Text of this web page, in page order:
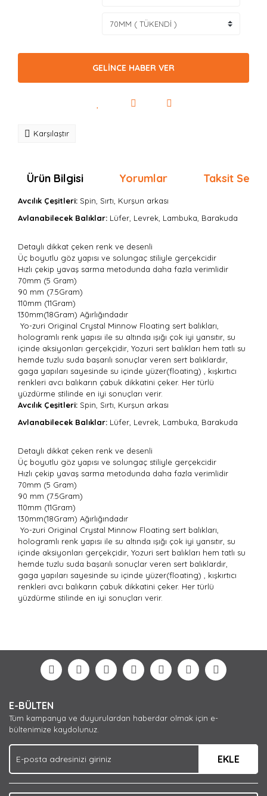
GELİNCE HABER VER
Karşılaştır
Ürün Bilgisi Yorumlar Taksit
Avcılık Çeşitleri: Spin, Sırtı, Kurşun arkası
Avlanabilecek Balıklar: Lüfer, Levrek, Lambuka, Barakuda
Detaylı dikkat çeken renk ve desenli
Üç boyutlu göz yapısı ve solungaç stiliyle gerçekcidir
Hızlı çekip yavaş sarma metodunda daha fazla verimlidir
70mm (5 Gram)
90 mm (7.5Gram)
110mm (11Gram)
130mm(18Gram) Ağırlığındadır
Yo-zuri Original Crystal Minnow Floating sert balıkları,
hologramlı renk yapısı ile su altında ışığı çok iyi yansıtır, su
içinde aksiyonları gerçekçidir, Yozuri sert balıkları hem tatlı su
hemde tuzlu suda başarılı sonuçlar veren sert balıklardır,
gaga yapıları sayesinde su içinde yüzer(floating) , kışkırtıcı
renkleri avcı balıkarın çabuk dikkatini çeker. Her türlü
yüzdürme stilinde en iyi sonuçları verir.
Avcılık Çeşitleri: Spin, Sırtı, Kurşun arkası
Avlanabilecek Balıklar: Lüfer, Levrek, Lambuka, Barakuda
Detaylı dikkat çeken renk ve desenli
Üç boyutlu göz yapısı ve solungaç stiliyle gerçekcidir
Hızlı çekip yavaş sarma metodunda daha fazla verimlidir
70mm (5 Gram)
90 mm (7.5Gram)
110mm (11Gram)
130mm(18Gram) Ağırlığındadır
Yo-zuri Original Crystal Minnow Floating sert balıkları,
hologramlı renk yapısı ile su altında ışığı çok iyi yansıtır, su
içinde aksiyonları gerçekçidir, Yozuri sert balıkları hem tatlı su
hemde tuzlu suda başarılı sonuçlar veren sert balıklardır,
gaga yapıları sayesinde su içinde yüzer(floating) , kışkırtıcı
renkleri avcı balıkarın çabuk dikkatini çeker. Her türlü
yüzdürme stilinde en iyi sonuçları verir.
Yorum Yaz
formunu kullanarak tarafımıza iletebilirsiniz.
Görüş ve önerileriniz için teşekkür ederiz.
Ürün açıklamasında eksik bilgiler bulunuyor.
Ürün bilgilerinde hatalar bulunuyor.
Ürün fiyatı diğer sitelerden daha pahalı.
Bu ürüne benzer farklı alternatifler olmalı.
E-BÜLTEN
Tüm kampanya ve duyurulardan haberdar olmak için e-
bültenimize kaydolunuz.
EKLE